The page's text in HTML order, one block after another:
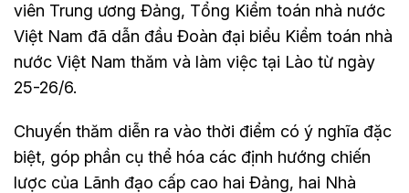
viên Trung ương Đảng, Tổng Kiểm toán nhà nước
Việt Nam đã dẫn đầu Đoàn đại biểu Kiểm toán nhà
nước Việt Nam thăm và làm việc tại Lào từ ngày
25-26/6.
Chuyến thăm diễn ra vào thời điểm có ý nghĩa đặc
biệt, góp phần cụ thể hóa các định hướng chiến
lược của Lãnh đạo cấp cao hai Đảng, hai Nhà